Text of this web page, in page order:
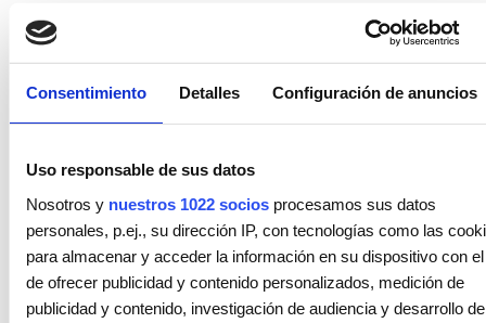
Consentimiento Detalles Configuración de anuncios
Uso responsable de sus datos
Nosotros y nuestros 1022 sociosprocesamos sus datos
personales, p.ej., su dirección IP, con tecnologías como las
para almacenar y acceder la información en su dispositivo con el
de ofrecer publicidad y contenido personalizados, medición de
publicidad y contenido, investigación de audiencia y desarrollo de
UN EXTRA
EN EL
SALÓN
TREAT.ME es la línea